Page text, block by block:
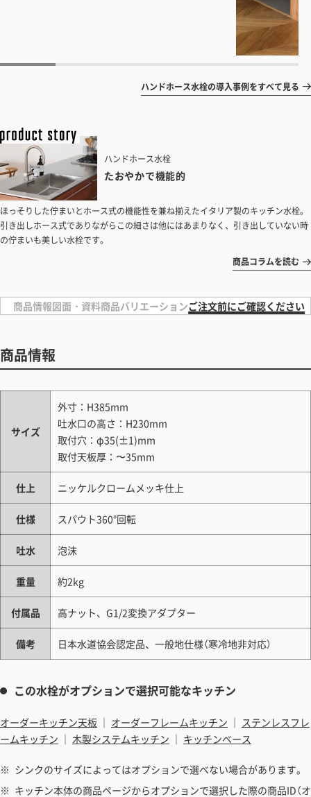
ハンドホース水栓の導入事例をすべて見る
ハンドホース水栓
たおやかで機能的
ほっそりした佇まいとホース式の機能性を兼ね揃えたイタリア製のキッチン水栓。
引き出しホース式でありながらこの細さは他にはあまりなく、引き出していない時
の佇まいも美しい水栓です。
商品コラムを読む
商品情報図面・資料商品バリエーションご注文前にご確認ください
商品情報
サイズ
外寸：H385mm
吐水口の高さ：H230mm
取付穴：φ35(±1)mm
取付天板厚：〜35mm
仕上 ニッケルクロームメッキ仕上
仕様 スパウト360°回転
吐水 泡沫
重量 約2kg
付属品 高ナット、G1/2変換アダプター
備考 日本水道協会認定品、一般地仕様（寒冷地非対応）
この水栓がオプションで選択可能なキッチン
オーダーキッチン天板 ｜ オーダーフレームキッチン ｜ ステンレスフレ
ームキッチン ｜ 木製システムキッチン ｜ キッチンベース
シンクのサイズによってはオプションで選べない場合があります。
キッチン本体の商品ページからオプションで選択した際の商品ID（オ